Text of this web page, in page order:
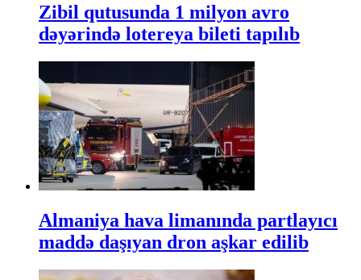
Zibil qutusunda 1 milyon avro
dəyərində lotereya bileti tapılıb
Almaniya hava limanında partlayıcı
maddə daşıyan dron aşkar edilib